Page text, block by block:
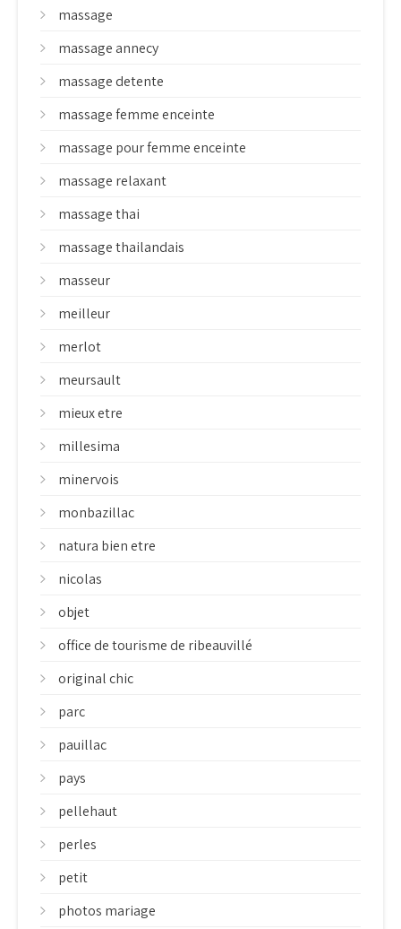
massage
massage annecy
massage detente
massage femme enceinte
massage pour femme enceinte
massage relaxant
massage thai
massage thailandais
masseur
meilleur
merlot
meursault
mieux etre
millesima
minervois
monbazillac
natura bien etre
nicolas
objet
office de tourisme de ribeauvillé
original chic
parc
pauillac
pays
pellehaut
perles
petit
photos mariage